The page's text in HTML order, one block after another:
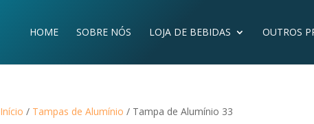
HOME SOBRE NÓS LOJA DE BEBIDAS OUTROS
Início / Tampas de Alumínio / Tampa de Alumínio 33